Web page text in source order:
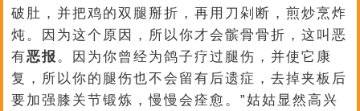
破肚，并把鸡的双腿掰折，再用刀剁断，煎炒烹炸
炖。因为这个原因，所以你才会髌骨骨折，这叫恶
有恶报 。因为你曾经为鸽子疗过腿伤，并使它康
复，所以你的腿伤也不会留有后遗症，去掉夹板后
要加强膝关节锻炼，慢慢会痊愈。”姑姑显然高兴